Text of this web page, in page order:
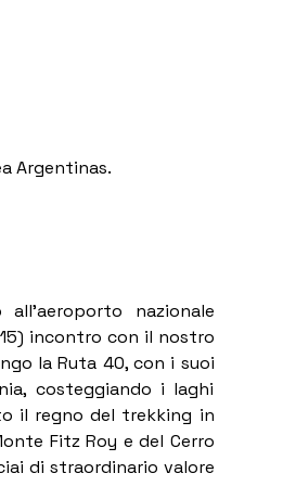
Argentinas.
nazionale
incontro con il nostro
la Ruta 40, con i suoi
costeggiando i laghi
il regno del trekking in
Fitz Roy e del Cerro
di straordinario valore